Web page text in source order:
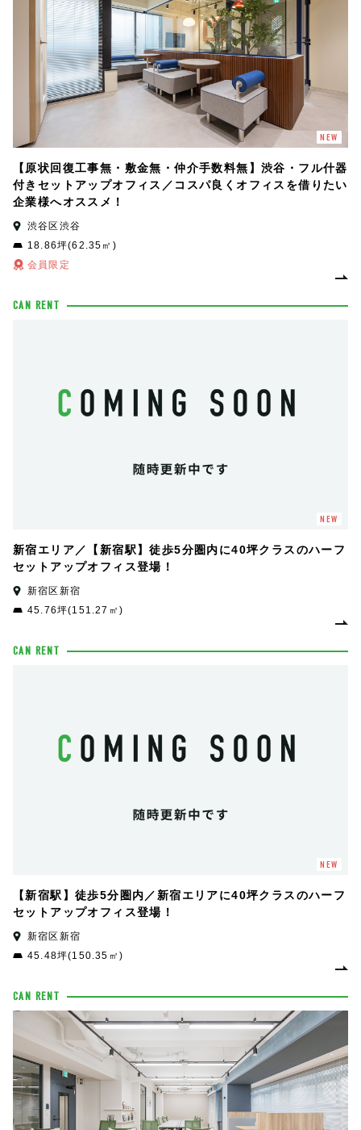
NEW
【原状回復工事無・敷金無・仲介手数料無】渋谷・フル什器
付きセットアップオフィス／コスパ良くオフィスを借りたい
企業様へオススメ！
渋谷区渋谷
18.86坪(62.35㎡)
会員限定
CAN RENT
NEW
新宿エリア／【新宿駅】徒歩5分圏内に40坪クラスのハーフ
セットアップオフィス登場！
新宿区新宿
45.76坪(151.27㎡)
CAN RENT
NEW
【新宿駅】徒歩5分圏内／新宿エリアに40坪クラスのハーフ
セットアップオフィス登場！
新宿区新宿
45.48坪(150.35㎡)
CAN RENT